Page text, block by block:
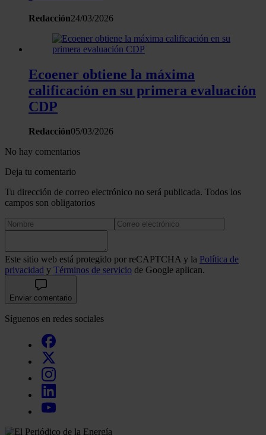
Redacción24/03/2026
Ecoener obtiene la máxima
calificación en su primera evaluación
CDP
Redacción05/03/2026
No hay comentarios
Deja tu comentario
Tu dirección de correo electrónico no será publicada. Todos los
campos son obligatorios
Este sitio web está protegido por reCAPTCHA y la Política de
privacidad y Términos de servicio de Google aplican.
Enviar comentario
Síguenos en redes sociales